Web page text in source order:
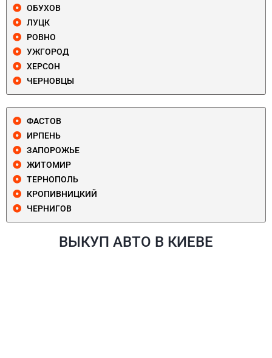
ОБУХОВ
ЛУЦК
РОВНО
УЖГОРОД
ХЕРСОН
ЧЕРНОВЦЫ
ФАСТОВ
ИРПЕНЬ
ЗАПОРОЖЬЕ
ЖИТОМИР
ТЕРНОПОЛЬ
КРОПИВНИЦКИЙ
ЧЕРНИГОВ
ВЫКУП АВТО В КИЕВЕ